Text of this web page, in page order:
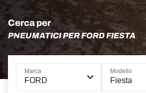
Cerca per
PNEUMATICI PER FORD FIESTA
Marca
FORD
Modello
Fiesta